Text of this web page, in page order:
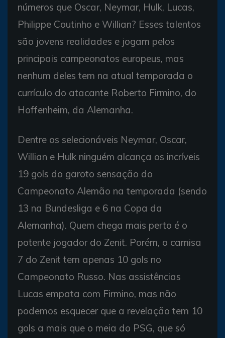
números que Oscar, Neymar, Hulk, Lucas,
Philippe Coutinho e Willian? Esses talentos
são jovens realidades e jogam pelos
principais campeonatos europeus, mas
nenhum deles tem na atual temporada o
currículo do atacante Roberto Firmino, do
Hoffenheim, da Alemanha.
Dentre os selecionáveis Neymar, Oscar,
Willian e Hulk ninguém alcança os incríveis
19 gols do garoto sensação do
Campeonato Alemão na temporada (sendo
13 na Bundesliga e 6 na Copa da
Alemanha). Quem chega mais perto é o
potente jogador do Zenit. Porém, o camisa
7 do Zenit tem apenas 10 gols no
Campeonato Russo. Nas assistências
Lucas empata com Firmino, mas não
podemos esquecer que a revelação tem 10
gols a mais que o meia do PSG, que só